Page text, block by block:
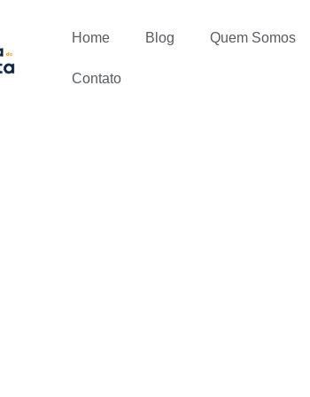
Home Blog Quem Somos
Contato